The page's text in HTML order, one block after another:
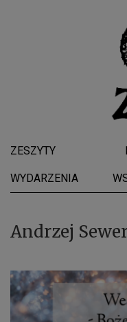
ZESZYTY
WYDARZENIA
Andrzej